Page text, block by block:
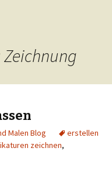
Malen Blog
erstellen
zeichnen,